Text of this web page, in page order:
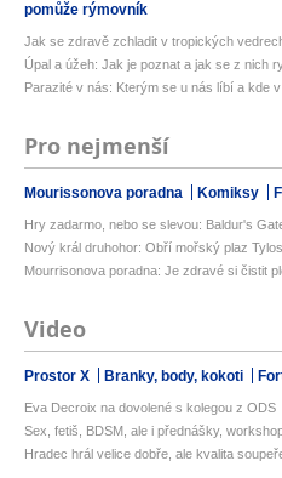
pomůže rýmovník
Jak se zdravě zchladit v tropických
Úpal a úžeh: Jak je poznat a jak se z nich
Parazité v nás: Kterým se u nás líbí a kde v
Pro nejmenší
Mourissonova poradna Komiksy
Hry zadarmo, nebo se slevou: Baldur's
Nový král druhohor: Obří mořský plaz
Mourrisonova poradna: Je zdravé si čistit
Video
Prostor X Branky, body, kokoti
Eva Decroix na dovolené s kolegou z ODS
Sex, fetiš, BDSM, ale i přednášky,
Hradec hrál velice dobře, ale kvalita